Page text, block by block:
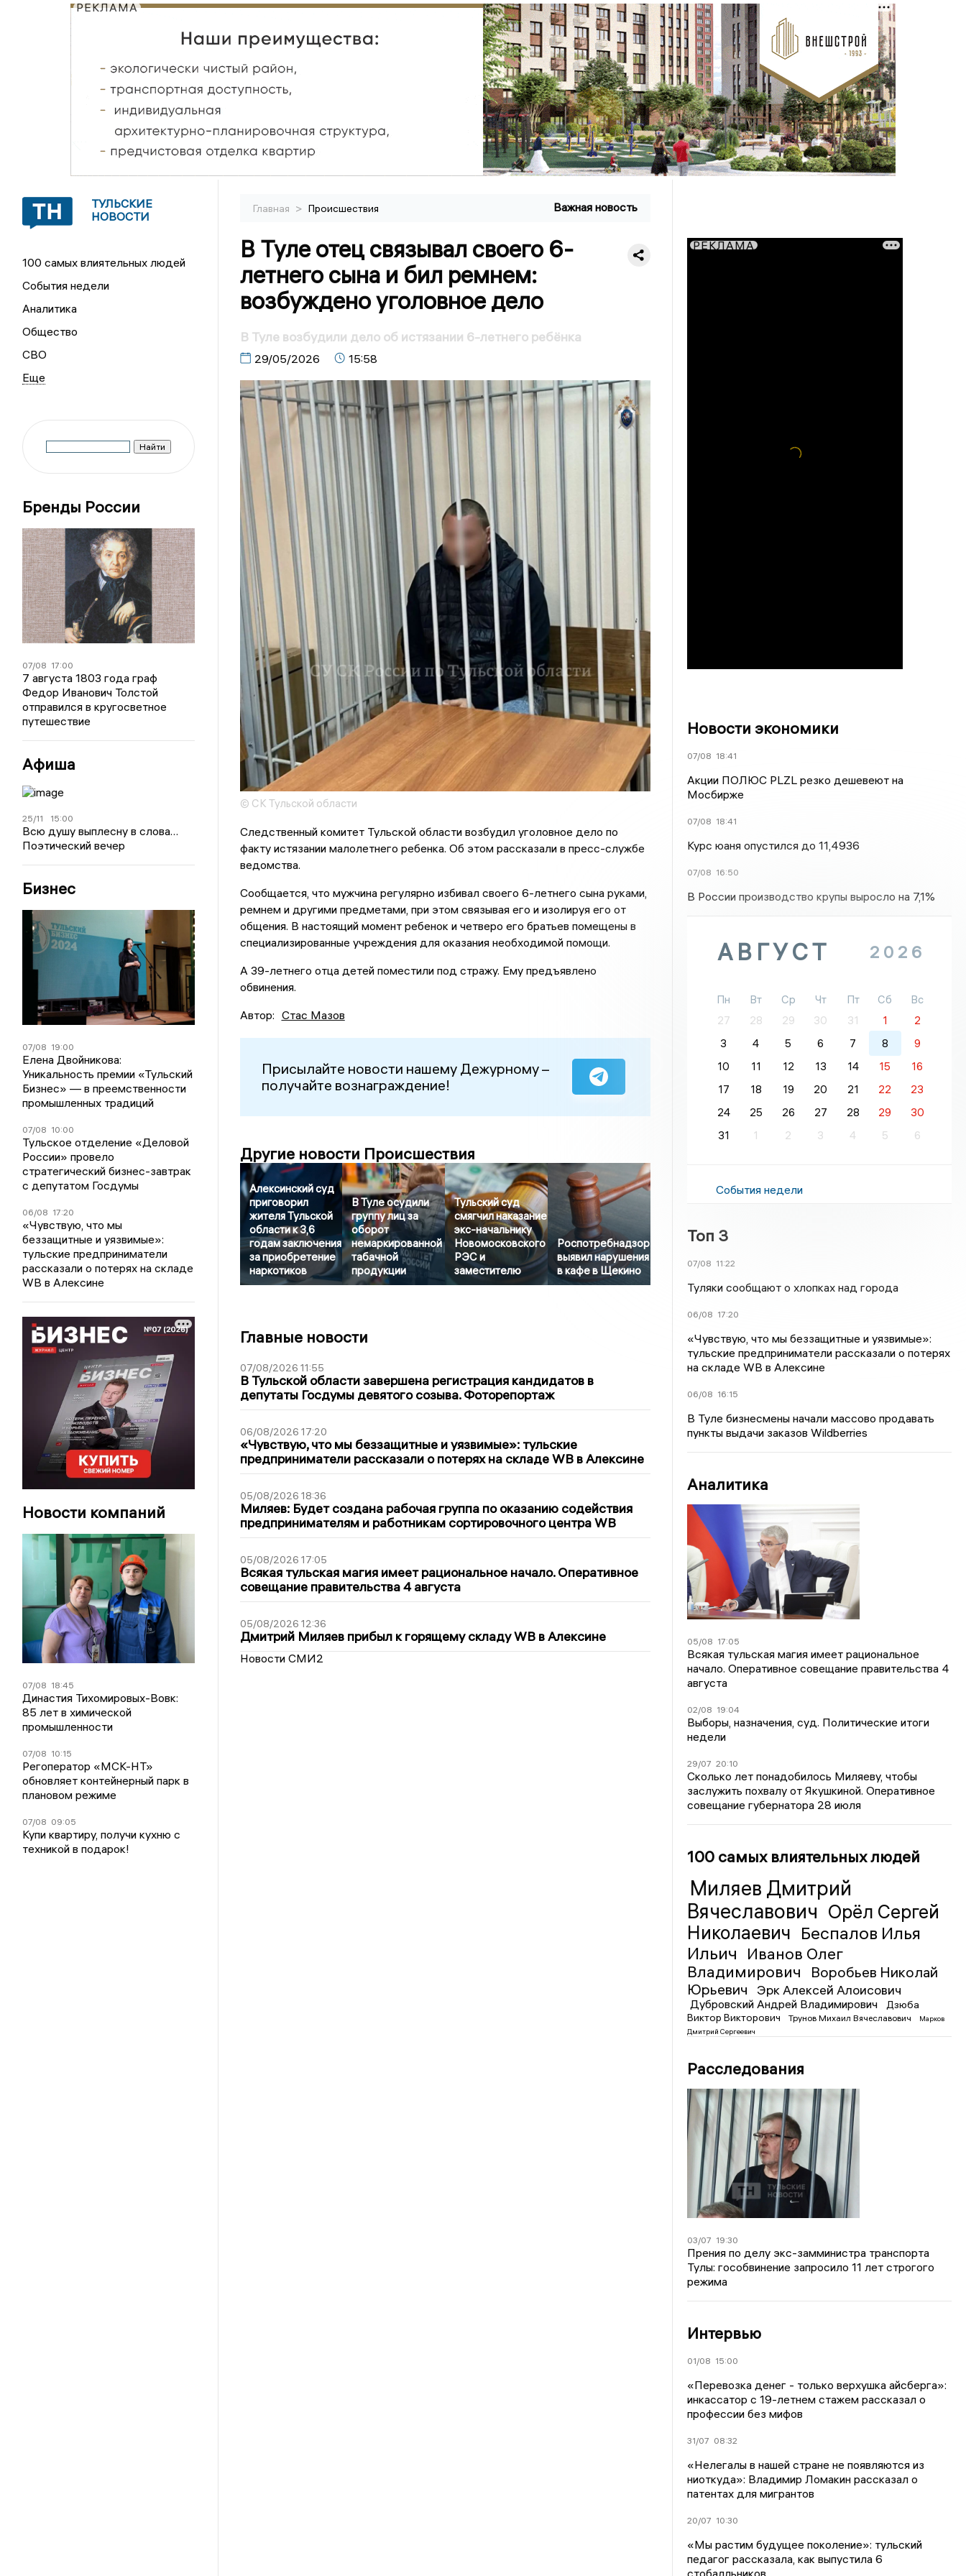
РЕКЛАМА
ТУЛЬСКИЕ
НОВОСТИ
100 самых влиятельных людей
События недели
Аналитика
Общество
СВО
Бренды России
07/08 17:00
7 августа 1803 года граф
Федор Иванович Толстой
отправился в кругосветное
путешествие
Афиша
25/11 15:00
Всю душу выплесну в слова…
Поэтический вечер
Бизнес
07/08 19:00
Елена Двойникова:
Уникальность премии «Тульский
Бизнес» — в преемственности
промышленных традиций
07/08 10:00
Тульское отделение «Деловой
России» провело
стратегический бизнес-завтрак
с депутатом Госдумы
06/08 17:20
«Чувствую, что мы
беззащитные и уязвимые»:
тульские предприниматели
рассказали о потерях на складе
WB в Алексине
Новости компаний
07/08 18:45
Династия Тихомировых-Вовк:
85 лет в химической
промышленности
07/08 10:15
Регоператор «МСК-НТ»
обновляет контейнерный парк в
плановом режиме
07/08 09:05
Купи квартиру, получи кухню с
техникой в подарок!
Главная > Происшествия Важная новость
В Туле отец связывал своего 6-
летнего сына и бил ремнем:
возбуждено уголовное дело
В Туле возбудили дело об истязании 6-летнего ребёнка
29/05/2026 15:58
© СК Тульской области
Следственный комитет Тульской области возбудил уголовное дело по
факту истязании малолетнего ребенка. Об этом рассказали в пресс-службе
ведомства.
Сообщается, что мужчина регулярно избивал своего 6-летнего сына руками,
ремнем и другими предметами, при этом связывая его и изолируя его от
общения. В настоящий момент ребенок и четверо его братьев помещены в
специализированные учреждения для оказания необходимой помощи.
А 39-летнего отца детей поместили под стражу. Ему предъявлено
обвинения.
Автор: Стас Мазов
Присылайте новости нашему Дежурному –
получайте вознаграждение!
Другие новости Происшествия
Алексинский суд
приговорил
жителя Тульской
области к 3,6
годам заключения
за приобретение
наркотиков
В Туле осудили
группу лиц за
оборот
немаркированной
табачной
продукции
Тульский суд
смягчил наказание
экс-начальнику
Новомосковского
РЭС и
заместителю
Роспотребнадзор
выявил нарушения
в кафе в Щекино
Главные новости
07/08/2026 11:55
В Тульской области завершена регистрация кандидатов в
депутаты Госдумы девятого созыва. Фоторепортаж
06/08/2026 17:20
«Чувствую, что мы беззащитные и уязвимые»: тульские
предприниматели рассказали о потерях на складе WB в Алексине
05/08/2026 18:36
Миляев: Будет создана рабочая группа по оказанию содействия
предпринимателям и работникам сортировочного центра WB
05/08/2026 17:05
Всякая тульская магия имеет рациональное начало. Оперативное
совещание правительства 4 августа
05/08/2026 12:36
Дмитрий Миляев прибыл к горящему складу WB в Алексине
Новости СМИ2
РЕКЛАМА
Новости экономики
07/08 18:41
Акции ПОЛЮС PLZL резко дешевеют на
Мосбирже
07/08 18:41
Курс юаня опустился до 11,4936
07/08 16:50
В России производство крупы выросло на 7,1%
АВГУСТ 2026
Пн Вт Ср Чт Пт Сб
Вс
27
28 29 30 31 1
2
3
4 5 6 7 8
9
10
11 12 13 14 15
16
17
18 19 20 21 22
23
24
25 26 27 28 29
30
31
1 2 3 4 5 6
События недели
Топ 3
07/08 11:22
Туляки сообщают о хлопках над города
06/08 17:20
«Чувствую, что мы беззащитные и уязвимые»:
тульские предприниматели рассказали о потерях
на складе WB в Алексине
06/08 16:15
В Туле бизнесмены начали массово продавать
пункты выдачи заказов Wildberries
Аналитика
05/08 17:05
Всякая тульская магия имеет рациональное
начало. Оперативное совещание правительства 4
августа
02/08 19:04
Выборы, назначения, суд. Политические итоги
недели
29/07 20:10
Сколько лет понадобилось Миляеву, чтобы
заслужить похвалу от Якушкиной. Оперативное
совещание губернатора 28 июля
100 самых влиятельных людей
Миляев Дмитрий
Вячеславович Орёл Сергей
Николаевич Беспалов Илья
Ильич
Иванов Олег
Владимирович
Воробьев Николай
Юрьевич
Эрк Алексей Алоисович
Дубровский Андрей Владимирович
Дзюба
Виктор Викторович
Трунов Михаил Вячеславович
Марков
Дмитрий Сергеевич
Расследования
03/07 19:30
Прения по делу экс-замминистра транспорта
Тулы: гособвинение запросило 11 лет строгого
режима
Интервью
01/08 15:00
«Перевозка денег - только верхушка айсберга»:
инкассатор с 19-летнем стажем рассказал о
профессии без мифов
31/07 08:32
«Нелегалы в нашей стране не появляются из
ниоткуда»: Владимир Ломакин рассказал о
патентах для мигрантов
20/07 10:30
«Мы растим будущее поколение»: тульский
педагог рассказала, как выпустила 6
стобалльников